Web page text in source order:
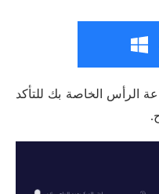
الرأس الخاصة بك للتأكد